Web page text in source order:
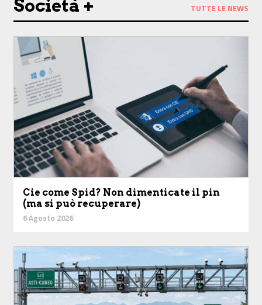
Società + TUTTE LE NEWS
Cie come Spid? Non dimenticate il pin
(ma si può recuperare)
6 Agosto 2026